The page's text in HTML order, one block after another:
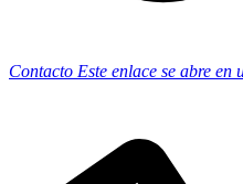
Contacto Este enlace se abre en